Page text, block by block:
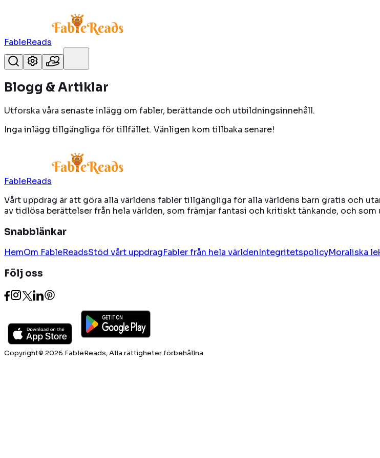
FableReads
Blogg & Artiklar
Utforska våra senaste inlägg om fabler, berättande och utbildningsinnehåll.
Inga inlägg tillgängliga för tillfället. Vänligen kom tillbaka senare!
FableReads
Vårt uppdrag är att göra alla världens fabler tillgängliga för alla världens barn gratis och
av tidlösa berättelser från hela världen, som främjar fantasi och kritiskt tänkande, och
Snabblänkar
HemOm FableReadsStöd vårt uppdragFabler från hela världenIntegritetspolicyMoraliska
Följ oss
Copyright© 2026 FableReads, Alla rättigheter förbehållna